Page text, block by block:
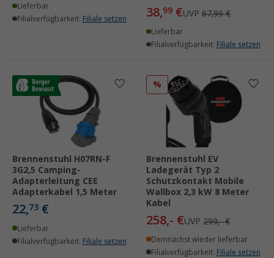
Lieferbar
Filialverfügbarkeit: Filiale setzen 38,99 €UVP 67,99 €
Lieferbar
Filialverfügbarkeit: Filiale setzen
Brennenstuhl H07RN-F
3G2,5 Camping-
Adapterleitung CEE
Adapterkabel 1,5 Meter
22,73 €
Lieferbar
Filialverfügbarkeit: Filiale setzen
%
Brennenstuhl EV
Ladegerät Typ 2
Schutzkontakt Mobile
Wallbox 2,3 kW 8 Meter
Kabel
258,- €UVP 299,- €
Demnächst wieder lieferbar
Filialverfügbarkeit: Filiale setzen